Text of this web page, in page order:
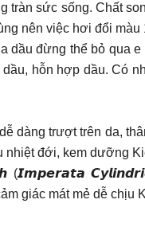
sức sống. Chất son
nên việc hơi đổi màu
dầu đừng thể bỏ
dầu, hỗn hợp dầu.
dàng trượt trên da,
đới, kem dưỡng
(𝙄𝙢𝙥𝙚𝙧𝙖𝙩𝙖
giác mát mẻ dễ chịu